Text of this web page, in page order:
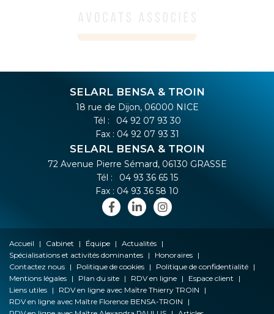
SELARL BENSA & TROIN
18 rue de Dijon, 06000 NICE
Tél :
04 92 07 93 30
Fax : 04 92 07 93 31
SELARL BENSA & TROIN
72 Avenue Pierre Sémard, 06130 GRASSE
Tél :
04 93 36 65 15
Fax : 04 93 36 58 10
Accueil Cabinet Équipe
Actualités
Spécialisations et activités dominantes
Honoraires
Contactez nous
Politique de cookies
Politique de confidentialité
Mentions légales
Plan du site RDV en ligne
Espace client
Liens utiles
RDV en ligne avec Maître Thierry TROIN
RDV en ligne avec Maître Florence BENSA-TROIN